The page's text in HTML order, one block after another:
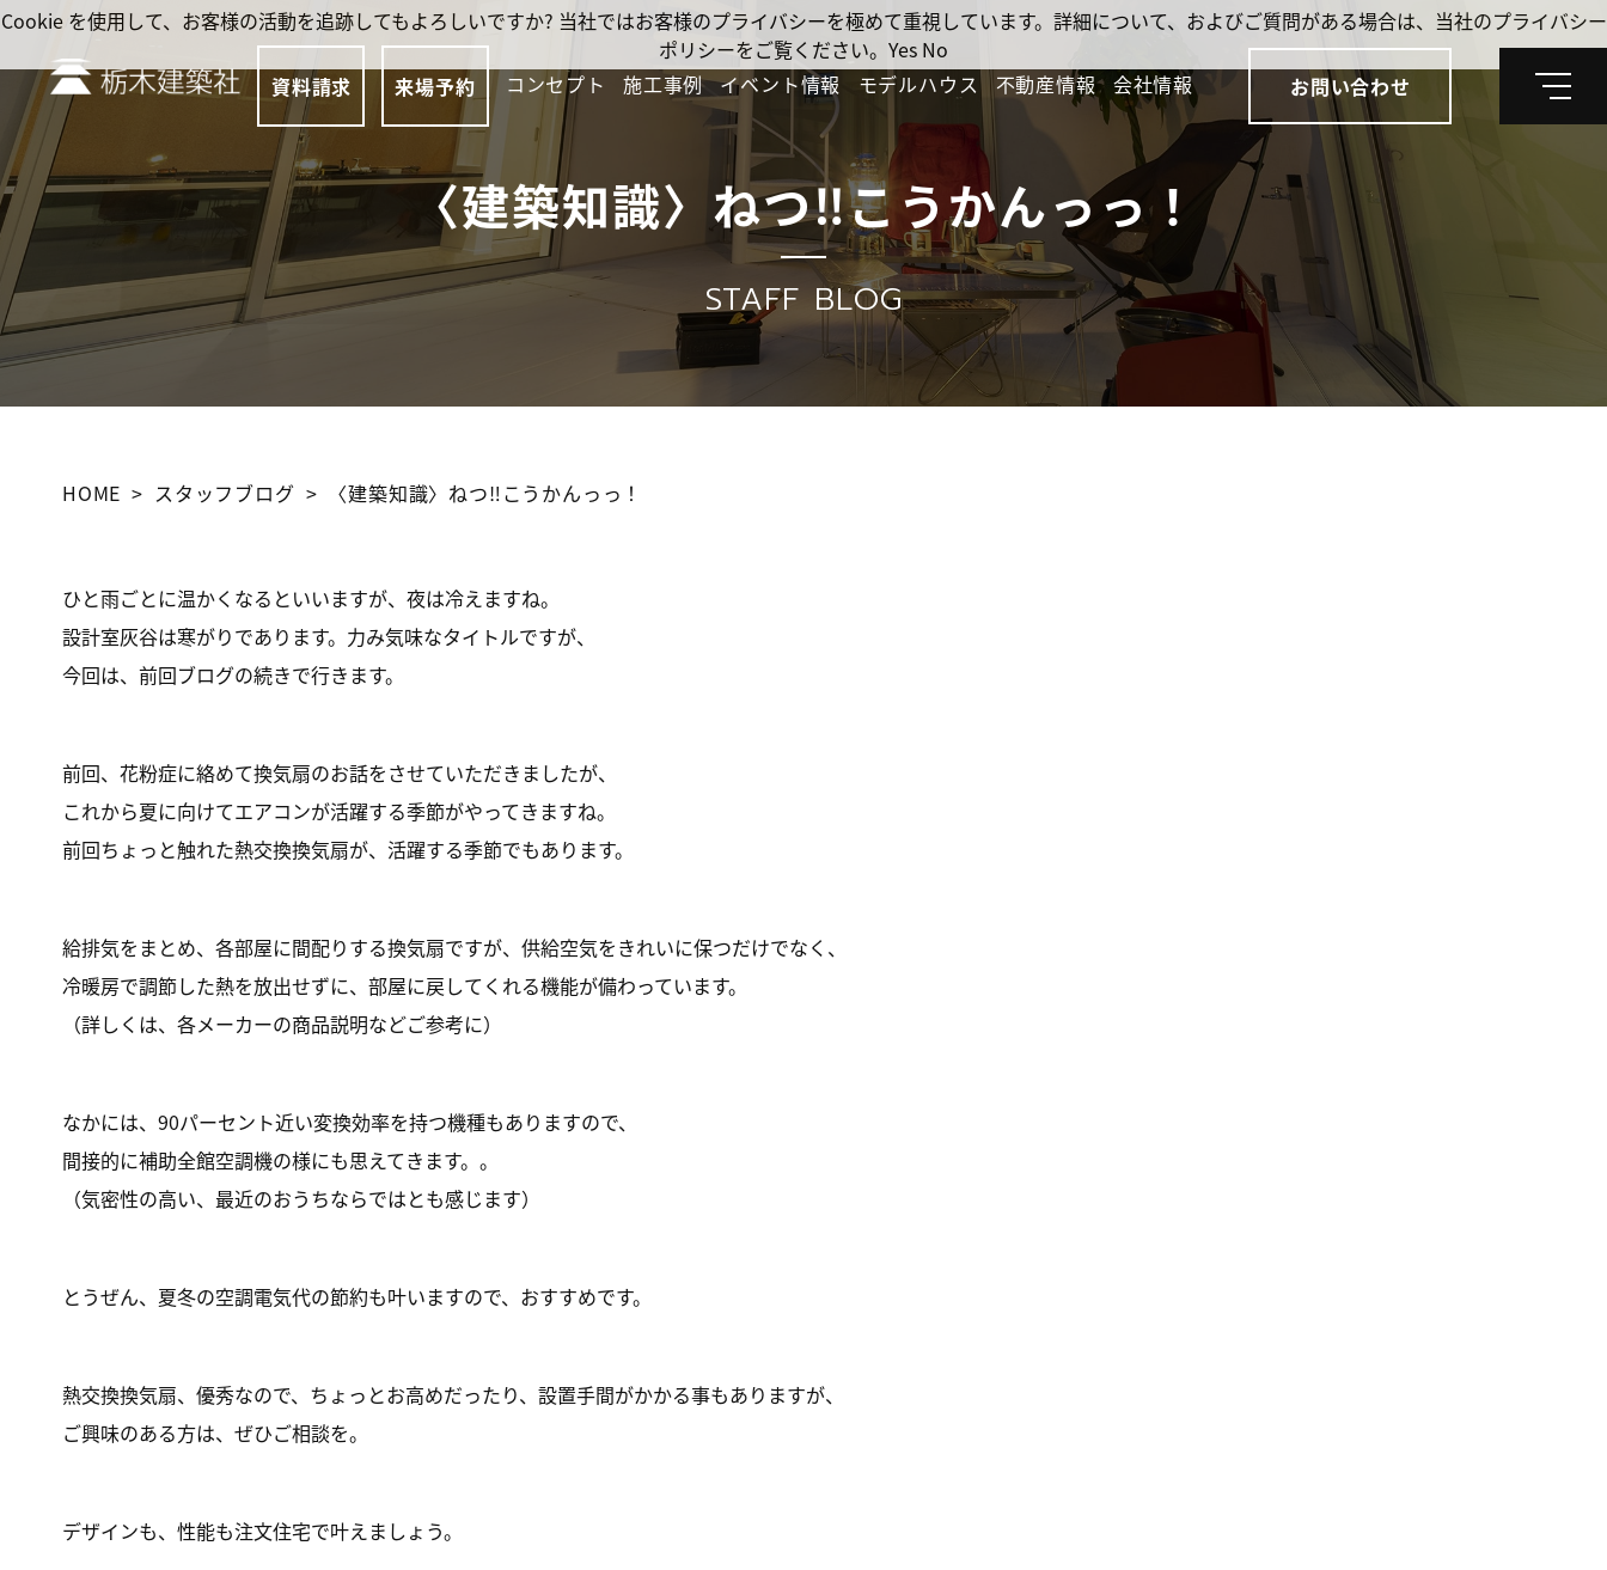
資料請求 来場予約 コンセプト 施工事例 イベント情報 モデルハウス 不動産情報 会社情報 お問い合わせ
メ
〈建築知識〉ねつ‼こうかんっっ！
STAFF BLOG
HOME スタッフブログ 〈建築知識〉ねつ‼こうかんっっ！
ひと雨ごとに温かくなるといいますが、夜は冷えますね。
設計室灰谷は寒がりであります。力み気味なタイトルですが、
今回は、前回ブログの続きで行きます。
前回、花粉症に絡めて換気扇のお話をさせていただきましたが、
これから夏に向けてエアコンが活躍する季節がやってきますね。
前回ちょっと触れた熱交換換気扇が、活躍する季節でもあります。
給排気をまとめ、各部屋に間配りする換気扇ですが、供給空気をきれいに保つだけでなく、
冷暖房で調節した熱を放出せずに、部屋に戻してくれる機能が備わっています。
（詳しくは、各メーカーの商品説明などご参考に）
なかには、90パーセント近い変換効率を持つ機種もありますので、
間接的に補助全館空調機の様にも思えてきます。。
（気密性の高い、最近のおうちならではとも感じます）
とうぜん、夏冬の空調電気代の節約も叶いますので、おすすめです。
熱交換換気扇、優秀なので、ちょっとお高めだったり、設置手間がかかる事もありますが、
ご興味のある方は、ぜひご相談を。
デザインも、性能も注文住宅で叶えましょう。
Cookie を使用して、お客様の活動を追跡してもよろしいですか? 当社ではお客様のプライバシーを極めて重視しています。詳細について、およびご質問がある場合は、当社のプライバシー
ポリシーをご覧ください。 Yes No